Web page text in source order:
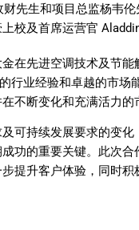
先生和项目总监杨韦
校及首席运营官
在先进空调技术及节
行业经验和卓越的市
不断变化和充满活力的
可持续发展要求的变
功的重要关键。此次
提升客户体验，同时积